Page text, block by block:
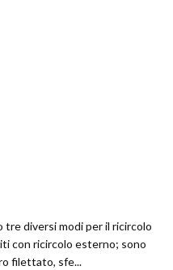
diversi modi per il ricircolo
con ricircolo esterno; sono
filettato, sfe...